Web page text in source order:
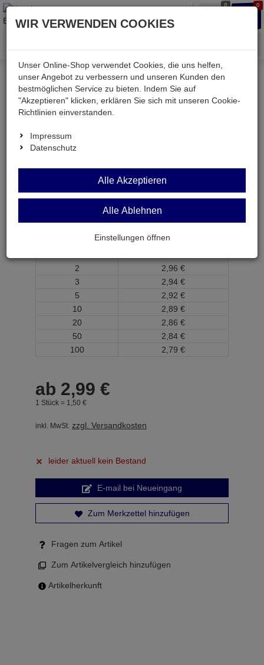
0 0
Menü
Weiter einkaufen Kessler electronic
Batterien & Akkus
CR2025-VB5
CR2025-VB5
Lithium-Batterie 3,0Volt 170mAh ø20,0x2,5mm
ab Menge
Preis je Stück
2
2, 96 €
3
2, 94 €
5
2, 92 €
10
2, 89 €
20
2, 86 €
50
2, 84 €
100
2, 79 €
ab 2,99 €
1 Stück = 1, 50 €
inkl. MwSt. zzgl. Versandkosten
leider aktuell kein Bestand
E-mail bei Neueingang
Zum Merkzettel hinzufügen
Fragen zum Artikel
Zum Artikelvergleich hinzufügen
Artikelherkunft
WIR VERWENDEN COOKIES
Unser Online-Shop verwendet Cookies, die uns helfen,
unser Angebot zu verbessern und unseren Kunden den
bestmöglichen Service zu bieten. Indem Sie auf
"Akzeptieren" klicken, erklären Sie sich mit unseren Cookie-
Richtlinien einverstanden.
Impressum
Datenschutz
Alle Akzeptieren
Alle Ablehnen
Einstellungen öffnen